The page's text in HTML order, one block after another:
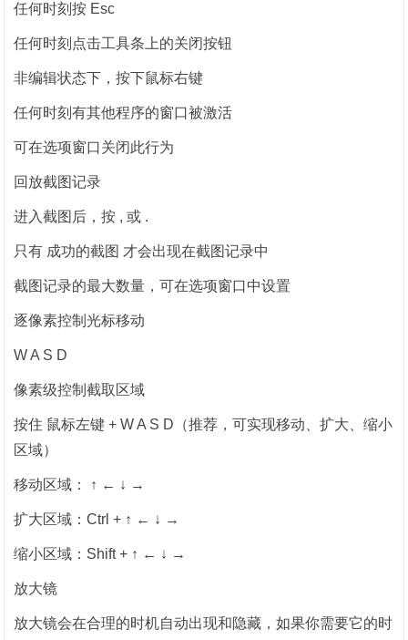
任何时刻按 Esc
任何时刻点击工具条上的关闭按钮
非编辑状态下，按下鼠标右键
任何时刻有其他程序的窗口被激活
可在选项窗口关闭此行为
回放截图记录
进入截图后，按 , 或 .
只有 成功的截图 才会出现在截图记录中
截图记录的最大数量，可在选项窗口中设置
逐像素控制光标移动
W A S D
像素级控制截取区域
按住 鼠标左键 + W A S D（推荐，可实现移动、扩大、缩小
区域）
移动区域： ↑ ← ↓ →
扩大区域：Ctrl + ↑ ← ↓ →
缩小区域：Shift + ↑ ← ↓ →
放大镜
放大镜会在合理的时机自动出现和隐藏，如果你需要它的时